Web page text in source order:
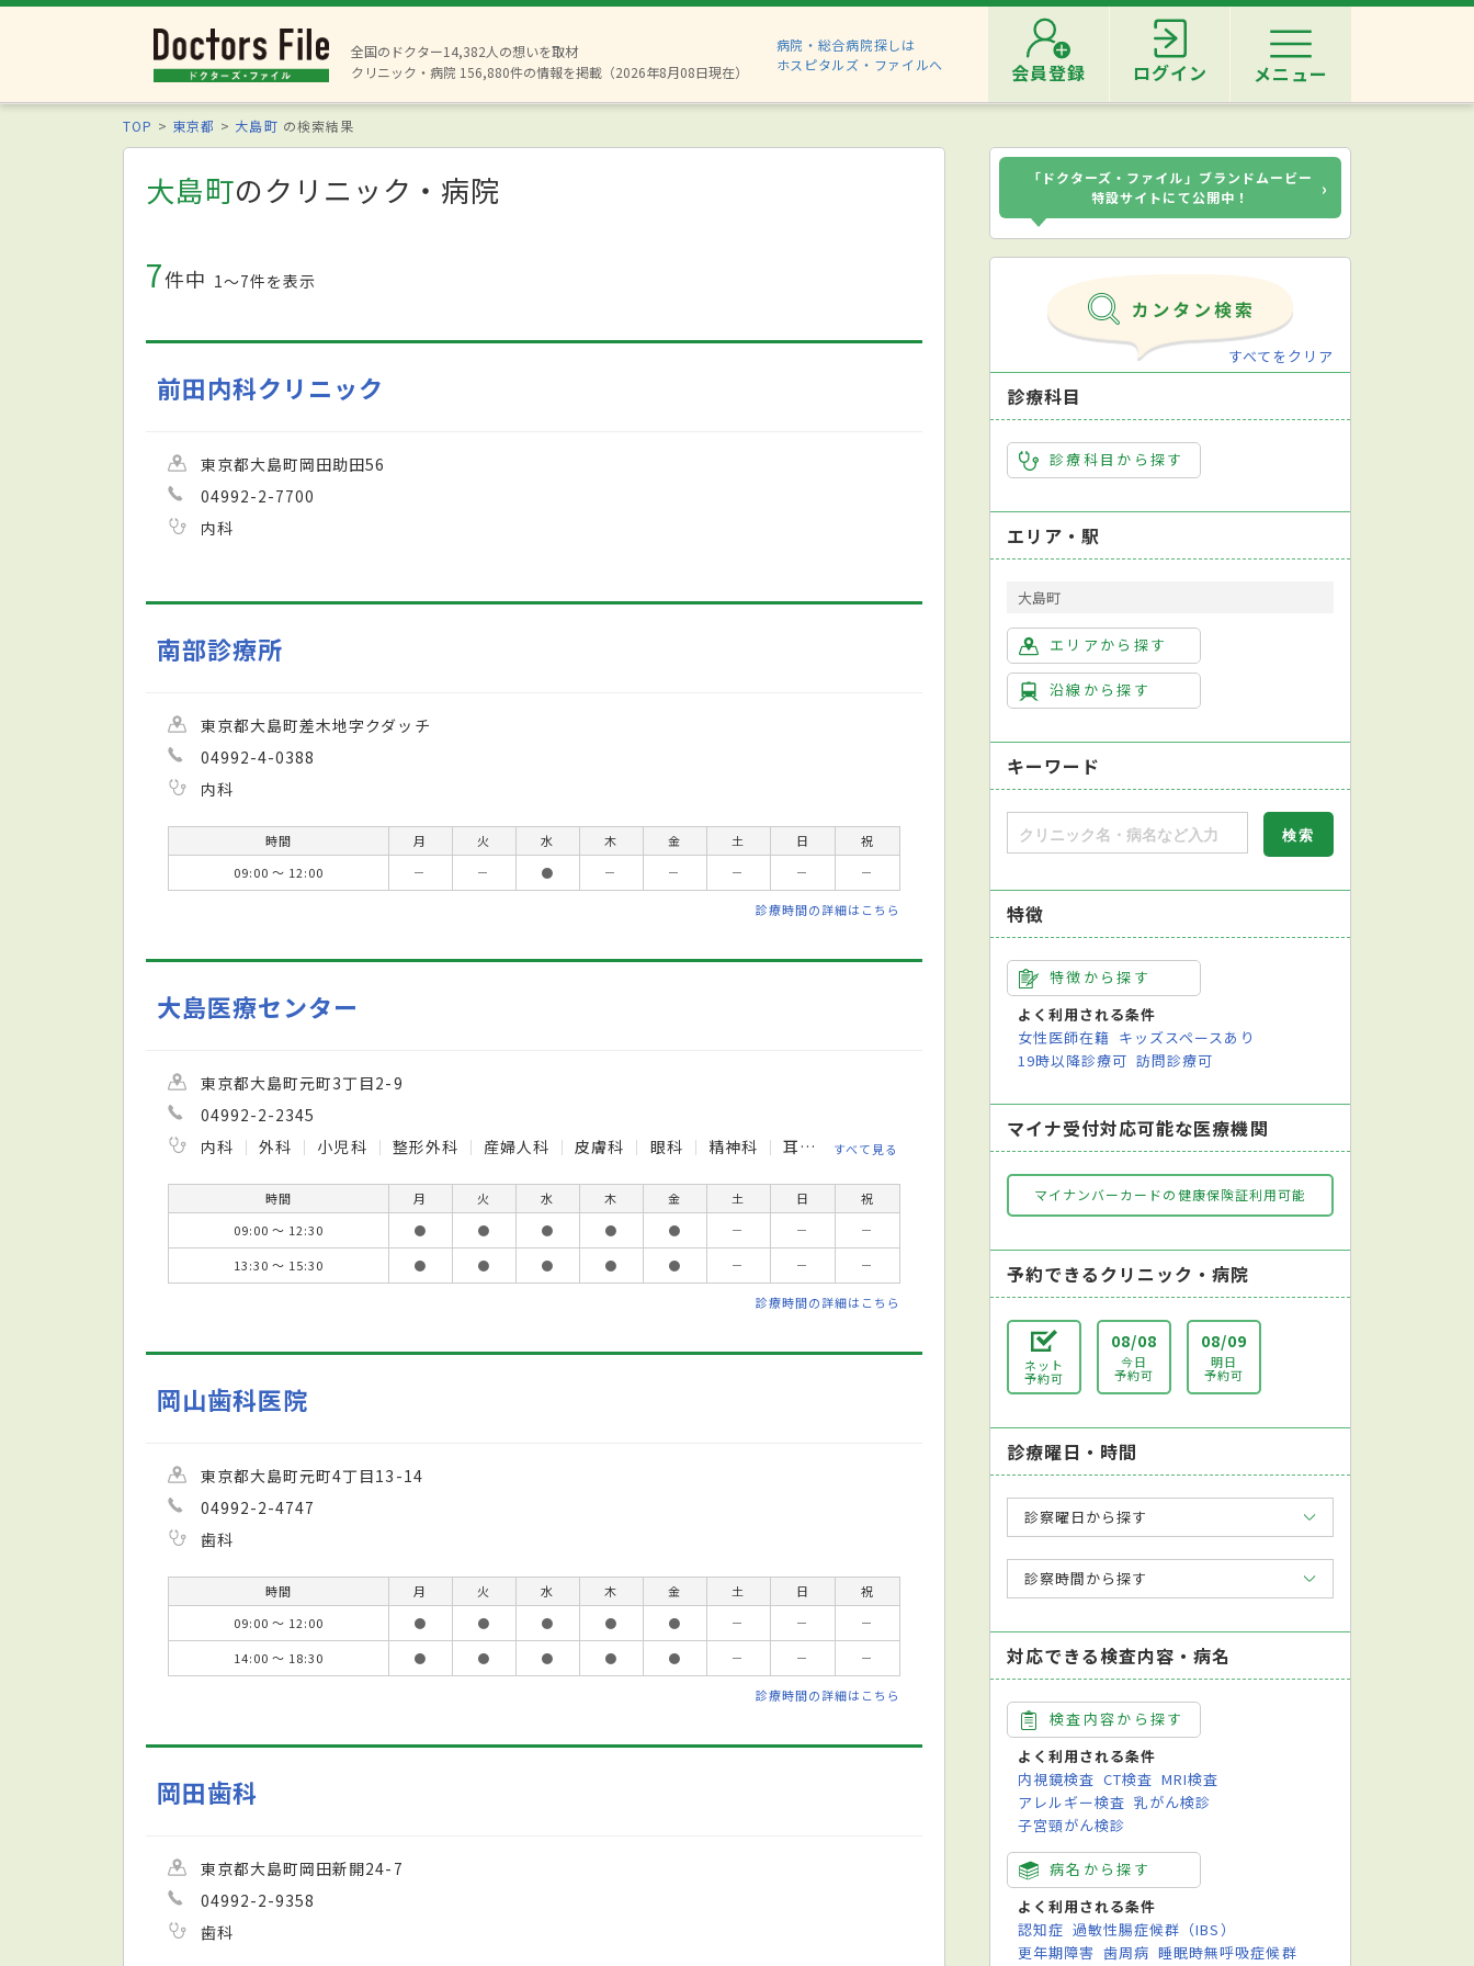
全国のドクター14,382人の想いを取材
クリニック・病院 156,880件の情報を掲載（2026年8月08日現在）
病院・総合病院探しは
ホスピタルズ・ファイルへ
会員登録 ログイン メニュー
TOP 東京都 大島町 の検索結果
大島町のクリニック・病院
7件中 1〜7件を表示
前田内科クリニック
東京都大島町岡田助田56
04992-2-7700
内科
南部診療所
東京都大島町差木地字クダッチ
04992-4-0388
内科
時間 月 火 水 木 金 土 日
祝
09:00 ～ 12:00
－ － ● － － － － －
診療時間の詳細はこちら
大島医療センター
東京都大島町元町3丁目2-9
04992-2-2345
内科
外科 小児科 整形外科 産婦人科 皮膚科 眼科 精神科 耳鼻咽喉科 すべて見る
時間 月 火 水 木 金 土 日
祝
09:00 ～ 12:30
● ● ● ● ● － －
－
13:30 ～ 15:30
● ● ● ● ● － － －
診療時間の詳細はこちら
岡山歯科医院
東京都大島町元町4丁目13-14
04992-2-4747
歯科
時間 月 火 水 木 金 土 日
祝
09:00 ～ 12:00
● ● ● ● ● － －
－
14:00 ～ 18:30
● ● ● ● ● － － －
診療時間の詳細はこちら
岡田歯科
東京都大島町岡田新開24-7
04992-2-9358
歯科
「ドクターズ・ファイル」ブランドムービー
特設サイトにて公開中！
›
すべてをクリア
診療科目
診療科目から探す
エリア・駅
大島町
エリアから探す
沿線から探す
キーワード
特徴
特徴から探す
よく利用される条件
女性医師在籍 キッズスペースあり
19時以降診療可 訪問診療可
マイナ受付対応可能な医療機関
マイナンバーカードの健康保険証利用可能
予約できるクリニック・病院
ネット
予約可
08/08
今日
予約可
08/09
明日
予約可
診療曜日・時間
診察曜日から探す
診察時間から探す
対応できる検査内容・病名
検査内容から探す
よく利用される条件
内視鏡検査 CT検査 MRI検査
アレルギー検査 乳がん検診
子宮頸がん検診
病名から探す
よく利用される条件
認知症 過敏性腸症候群（IBS）
更年期障害 歯周病 睡眠時無呼吸症候群